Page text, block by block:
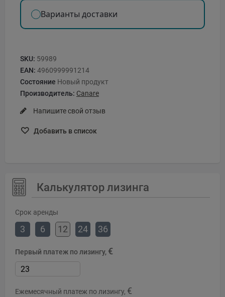
Варианты доставки
SKU: 59989
EAN: 4960999991214
Состояние Новый продукт
Производитель: Canare
Напишите свой отзыв
Добавить в список
Калькулятор лизинга
Срок аренды
3 6 12 24 36
Первый платеж по лизингу, €
Ежемесячный платеж по лизингу, €